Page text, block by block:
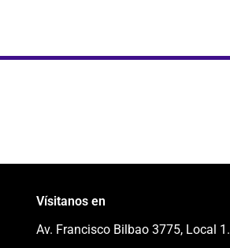
Vísitanos en
Av. Francisco Bilbao 3775, Local 1.